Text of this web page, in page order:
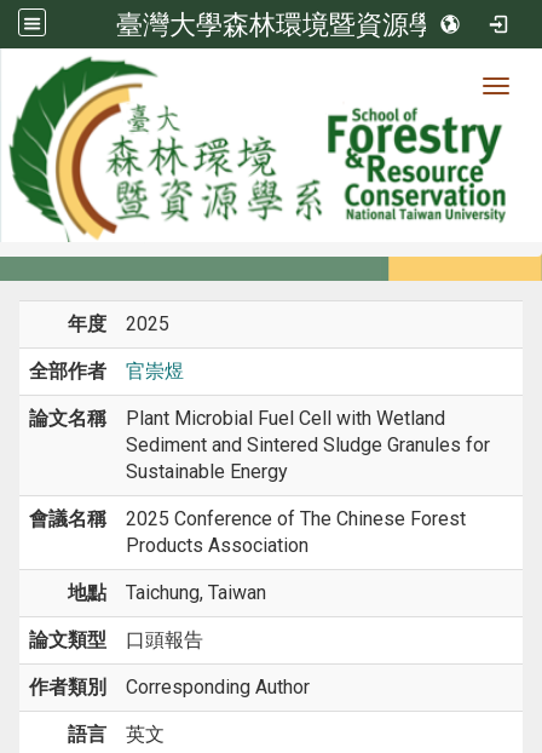
臺灣大學森林環境暨資源學系
系所成員
系所成員
年度 2025
全部作者 官崇煜
論文名稱
Plant Microbial Fuel Cell with Wetland
Sediment and Sintered Sludge Granules for
Sustainable Energy
會議名稱
2025 Conference of The Chinese Forest
Products Association
地點 Taichung, Taiwan
論文類型 口頭報告
作者類別 Corresponding Author
語言 英文